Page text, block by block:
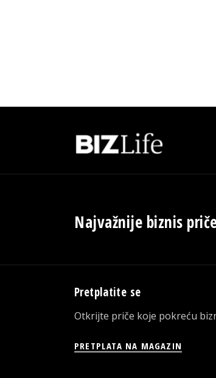
Najvažnije biznis
Pretplatite se
Otkrijte priče koje pokreću
PRETPLATA NA MAGAZIN